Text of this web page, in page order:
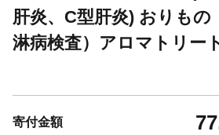
肝炎、C型肝炎) おりもの
淋病検査）アロマトリー
寄付金額